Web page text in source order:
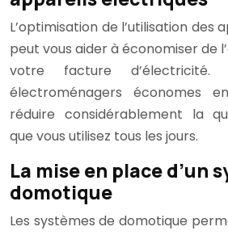
L’optimisation de l’utilisation des
peut vous aider à économiser de
votre facture d’électricité.
électroménagers économes
réduire considérablement la
que vous utilisez tous les jours.
La mise en place d’un
domotique
Les systèmes de domotique